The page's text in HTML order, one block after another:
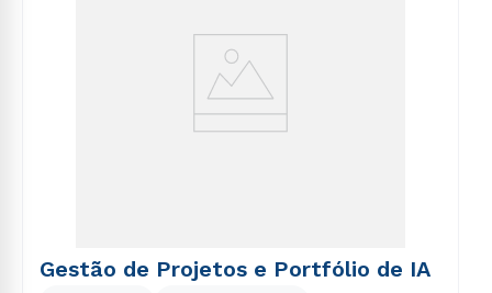
Gestão de Projetos e Portfólio de IA